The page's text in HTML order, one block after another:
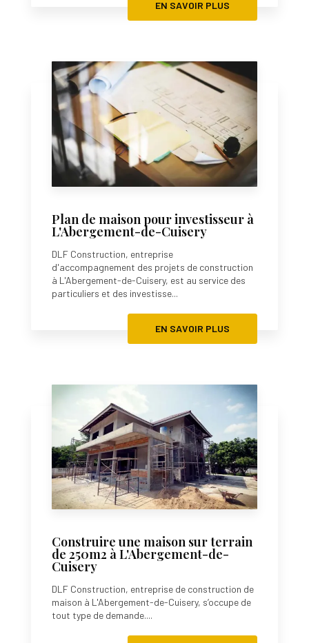
EN SAVOIR PLUS
Plan de maison pour investisseur à
L'Abergement-de-Cuisery
DLF Construction, entreprise
d'accompagnement des projets de construction
à L'Abergement-de-Cuisery, est au service des
particuliers et des investisse...
EN SAVOIR PLUS
Construire une maison sur terrain
de 250m2 à L'Abergement-de-
Cuisery
DLF Construction, entreprise de construction de
maison à L'Abergement-de-Cuisery, s’occupe de
tout type de demande....